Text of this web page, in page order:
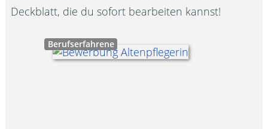
Deckblatt, die du sofort bearbeiten kannst!
Berufserfahrene